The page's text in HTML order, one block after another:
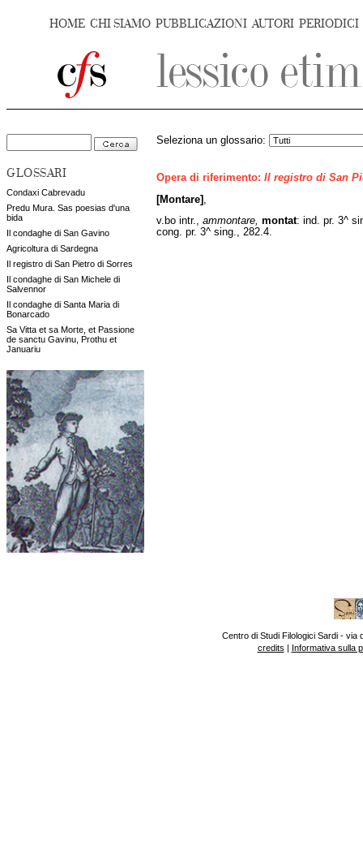
HOME CHI SIAMO PUBBLICAZIONI AUTORI PERIODICI
GLOSSARI
Condaxi Cabrevadu
Predu Mura. Sas poesias d'una
bida
Il condaghe di San Gavino
Agricoltura di Sardegna
Il registro di San Pietro di Sorres
Il condaghe di San Michele di
Salvennor
Il condaghe di Santa Maria di
Bonarcado
Sa Vitta et sa Morte, et Passione
de sanctu Gavinu, Prothu et
Januariu
Seleziona un glossario:
Opera di riferimento: Il registro di San
[Montare]
v.bo intr., ammontare, montat: ind. pr. 3^
cong. pr. 3^ sing., 282.4.
Centro di Studi Filologici Sardi - via
credits | Informativa sulla